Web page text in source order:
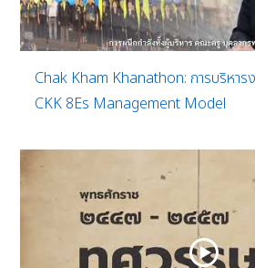
Chak Kham Khanathon: การบริหา
CKK 8Es Management Model